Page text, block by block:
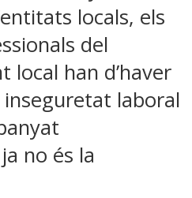
locals, els
del
local han d’haver
laboral
no és la